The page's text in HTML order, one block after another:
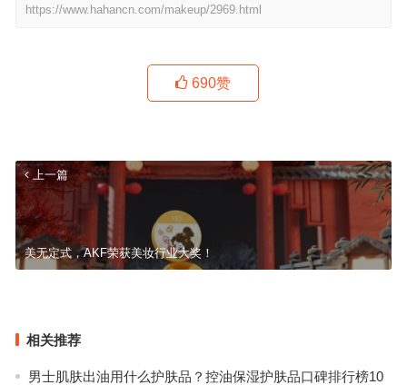
https://www.hahancn.com/makeup/2969.html
690赞
上一篇
美无定式，AKF荣获美妆行业大奖！
全智贤又美上热搜！揭秘韩国女星变美的韩妆精髓
相关推荐
男士肌肤出油用什么护肤品？控油保湿护肤品口碑排行榜10